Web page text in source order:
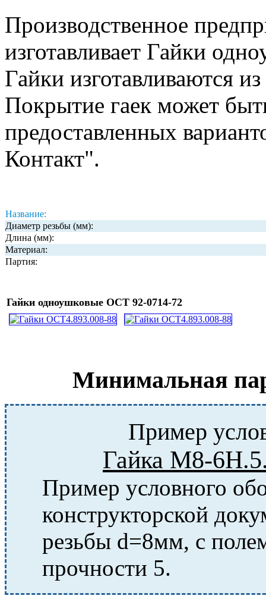
Производственное
изготавливает Гайки
Гайки изготавливаются
Покрытие гаек может
предоставленных
Контакт".
Название:
Диаметр резьбы (мм):
Длина (мм):
Материал:
Партия:
Гайки одноушковые ОСТ 92-0714-72
Минимальная
Пример
Гайка М8-
Пример условного
конструкторской
резьбы d=8мм, с
прочности 5.